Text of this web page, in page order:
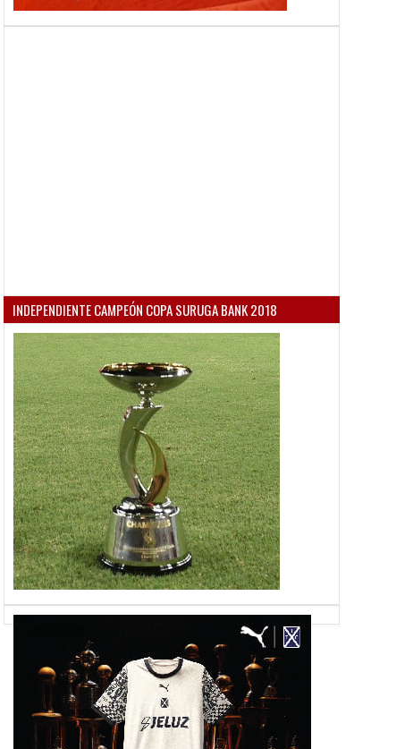
INDEPENDIENTE CAMPEÓN COPA SURUGA BANK 2018